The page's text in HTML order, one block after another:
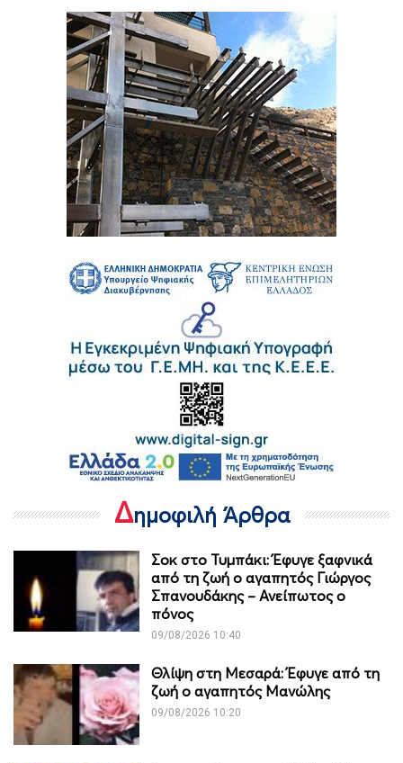
Δημοφιλή Άρθρα
Σοκ στο Τυμπάκι: Έφυγε ξαφνικά
από τη ζωή ο αγαπητός Γιώργος
Σπανουδάκης – Ανείπωτος ο
πόνος
09/08/2026 10:40
Θλίψη στη Μεσαρά: Έφυγε από τη
ζωή ο αγαπητός Μανώλης
09/08/2026 10:20